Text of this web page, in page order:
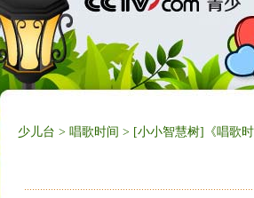
少儿台 > 唱歌时间 > [小小智慧树]《唱歌